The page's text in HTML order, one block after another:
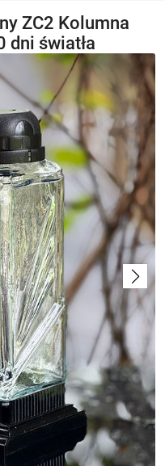
ZC2 Kolumna
dni światła